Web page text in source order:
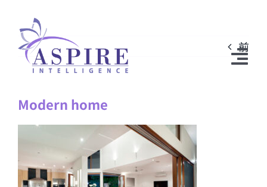
content
前
Modern home